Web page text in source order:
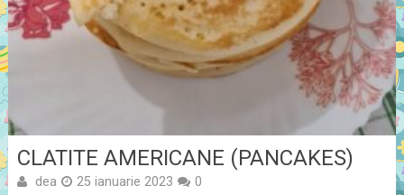
CLATITE AMERICANE (PANCAKES)
dea 25 ianuarie 2023 0